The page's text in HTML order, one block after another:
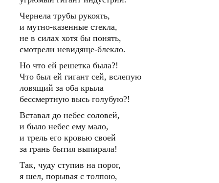
Чернела трубы рукоять,
и мутно-казенные стекла,
не в силах хотя бы понять,
смотрели невидяще-блекло.
Но что ей решетка была?!
Что был ей гигант сей, вслепую
ловящий за оба крыла
бессмертную высь голубую?!
Вставал до небес соловей,
и было небес ему мало,
и трель его кровью своей
за грань бытия выпирала!
Так, чуду ступив на порог,
я шел, порывая с толпою,